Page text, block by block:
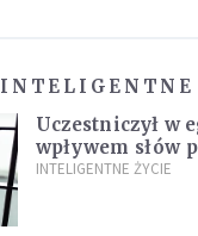
INTELIGENTNE
Uczestniczył w
wpływem słów
zdanie
INTELIGENTNE ŻYCIE